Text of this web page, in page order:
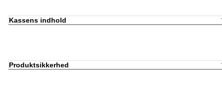
Kassens indhold
Produktsikkerhed